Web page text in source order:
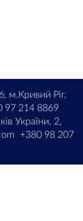
м.Кривий Ріг,
97 214 8869
України, 2,
+380 98 207